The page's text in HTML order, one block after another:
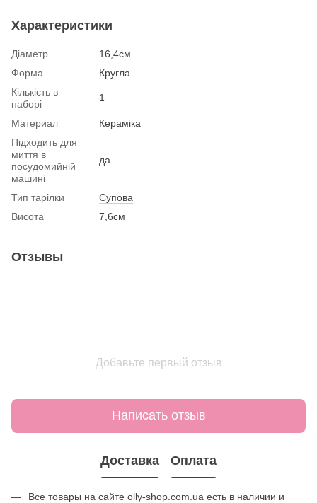
Характеристики
Діаметр
16,4см
Форма
Кругла
Кількість в
наборі
1
Материал
Кераміка
Підходить для
миття в
посудомийній
машині
да
Тип тарілки
Супова
Висота
7,6см
Отзывы
Добавьте первый отзыв
Написать отзыв
Доставка Оплата
Все товары на сайте olly-shop.com.ua есть в наличии и